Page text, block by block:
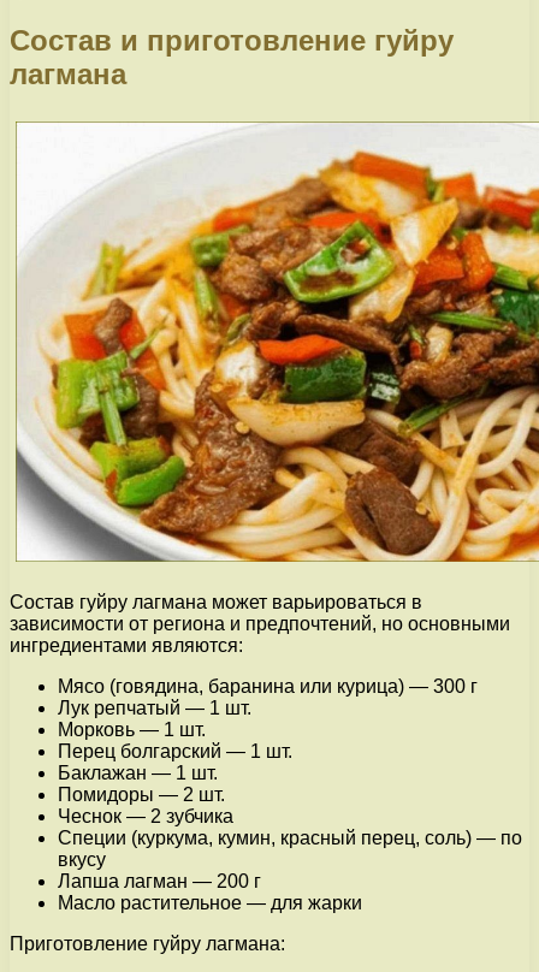
Состав и приготовление гуйру
лагмана
Состав гуйру лагмана может варьироваться в
зависимости от региона и предпочтений, но основными
ингредиентами являются:
Мясо (говядина, баранина или курица) — 300 г
Лук репчатый — 1 шт.
Морковь — 1 шт.
Перец болгарский — 1 шт.
Баклажан — 1 шт.
Помидоры — 2 шт.
Чеснок — 2 зубчика
Специи (куркума, кумин, красный перец, соль) — по
вкусу
Лапша лагман — 200 г
Масло растительное — для жарки
Приготовление гуйру лагмана: